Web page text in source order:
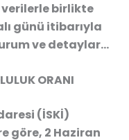
birlikte
günü itibarıyla
ve detaylar…
ORANI
(İSKİ)
göre, 2 Haziran